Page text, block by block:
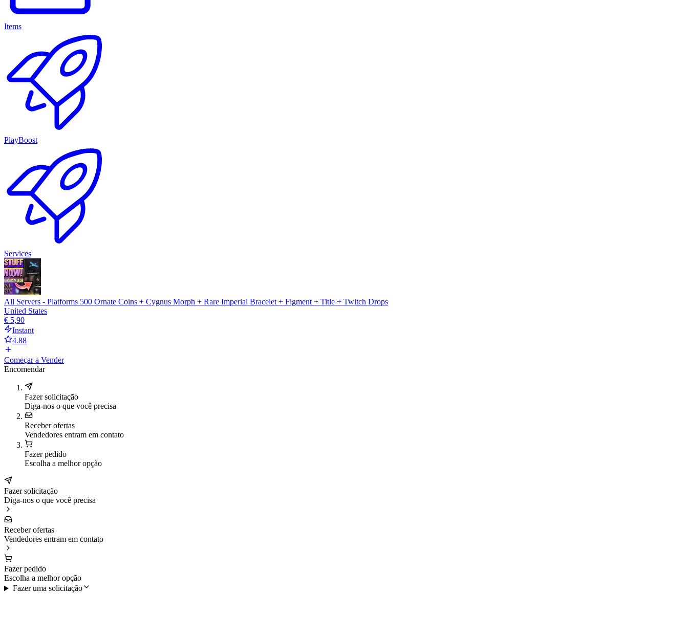
Items
PlayBoost
Services
All Servers - Platforms 500 Ornate Coins + Cygnus Morph + Rare Imperial Bracelet + Figment + Title + Twitch Drops
United States
€ 5,90
Instant
4.88
Começar a Vender
Encomendar
Fazer solicitação
Diga-nos o que você precisa
Receber ofertas
Vendedores entram em contato
Fazer pedido
Escolha a melhor opção
Fazer solicitação
Diga-nos o que você precisa
Receber ofertas
Vendedores entram em contato
Fazer pedido
Escolha a melhor opção
Fazer uma solicitação